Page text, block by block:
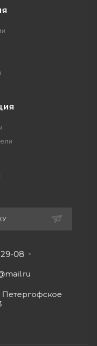
29-08
Петергофское